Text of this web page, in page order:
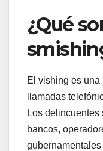
¿Qué
El vishing es
llamadas
Los
bancos,